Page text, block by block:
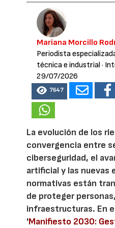
Mariana Morcillo
Periodista
técnica e industrial·
29/07/2026
7647
La evolución de los
convergencia entre
ciberseguridad, el
artificial y las nuevas
normativas están
de proteger
infraestructuras. En
'Manifiesto 2030: